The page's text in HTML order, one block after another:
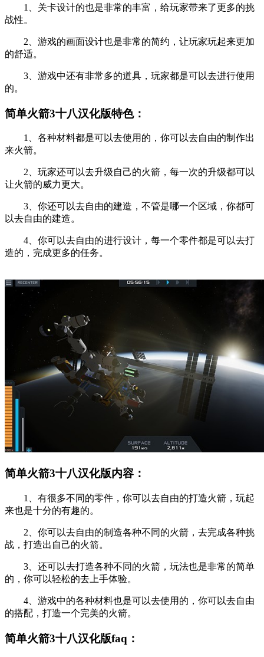
1、关卡设计的也是非常的丰富，给玩家带来了更多的挑
战性。
2、游戏的画面设计也是非常的简约，让玩家玩起来更加
的舒适。
3、游戏中还有非常多的道具，玩家都是可以去进行使用
的。
简单火箭3十八汉化版特色：
1、各种材料都是可以去使用的，你可以去自由的制作出
来火箭。
2、玩家还可以去升级自己的火箭，每一次的升级都可以
让火箭的威力更大。
3、你还可以去自由的建造，不管是哪一个区域，你都可
以去自由的建造。
4、你可以去自由的进行设计，每一个零件都是可以去打
造的，完成更多的任务。
简单火箭3十八汉化版内容：
1、有很多不同的零件，你可以去自由的打造火箭，玩起
来也是十分的有趣的。
2、你可以去自由的制造各种不同的火箭，去完成各种挑
战，打造出自己的火箭。
3、还可以去打造各种不同的火箭，玩法也是非常的简单
的，你可以轻松的去上手体验。
4、游戏中的各种材料也是可以去使用的，你可以去自由
的搭配，打造一个完美的火箭。
简单火箭3十八汉化版faq：